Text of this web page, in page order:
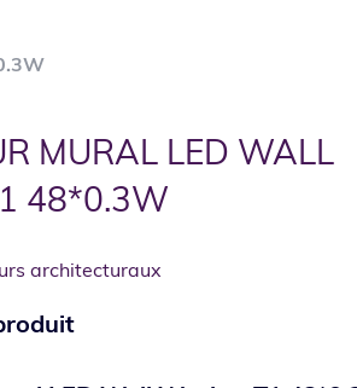
MURAL LED WALL
48*0.3W
architecturaux